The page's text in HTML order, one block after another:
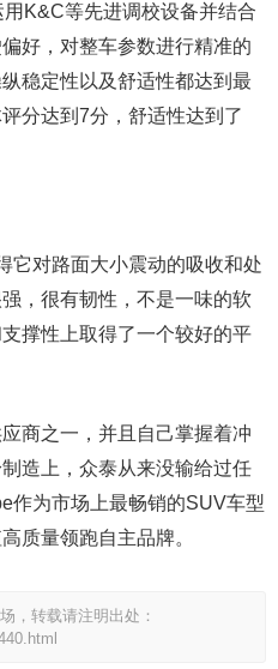
K&C等先进调校设备并结合
好，对整车参数进行精准的
稳定性以及舒适性都达到最
分达到7分，舒适性达到了
它对路面大小震动的吸收和处
，很有韧性，不是一味的软
撑性上取得了一个较好的平
商之一，并且自己掌握着冲
造上，众泰从来没输给过任
作为市场上最畅销的SUV车型
质量领跑自主品牌。
，转载请注明出处：